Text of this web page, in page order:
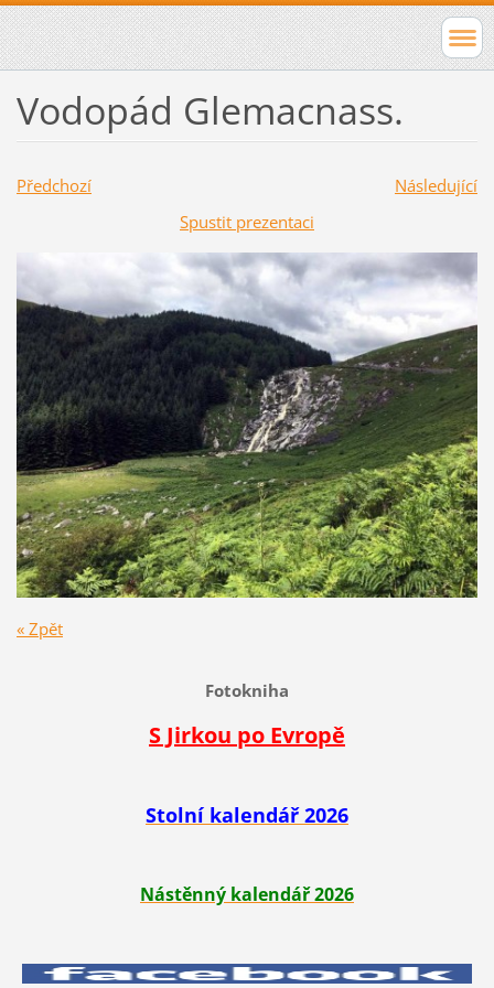
Vodopád Glemacnass.
Předchozí
Následující
Spustit prezentaci
« Zpět
Fotokniha
S Jirkou po Evropě
Stolní kalendář 2026
Nástěnný kalendář 2026